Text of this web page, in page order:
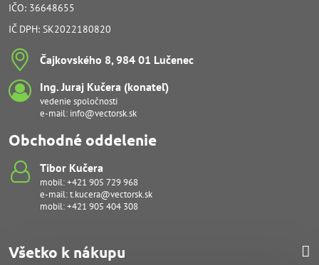
IČO: 36648655
IČ DPH: SK2022180820
Čajkovského 8, 984 01 Lučenec
Ing​. Juraj Kučera (konateľ)
vedenie spoločnosti
e-mail: info@vectorsk.sk
Obchodné oddelenie
Tibor Kučera
mobil:+421 905 729 968
e-mail:t.kucera@vectorsk.sk
mobil:+421 905 404 308
Všetko k nákupu